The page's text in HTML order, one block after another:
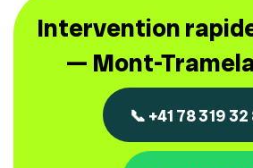
Intervention
— Mont-
📞 +41 78 319 32